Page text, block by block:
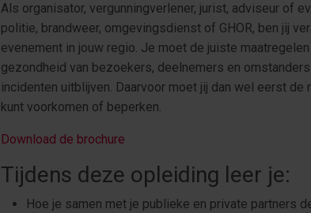
Als organisator, vergunningverlener, jurist, adviseur of
politie, brandweer, omgevingsdienst of GHOR, ben jij
evenement in jouw regio. Je moet de juiste
gezondheid van bezoekers, deelnemers en
incidenten uitblijven. Daarvoor moet jij dan wel eerst de
kunt voorkomen of beperken.
Download de brochure
Tijdens deze opleiding leer je:
Hoe je samen met je publieke en private partners